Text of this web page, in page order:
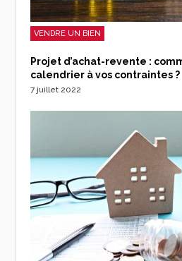
VENDRE UN BIEN
Projet d’achat-revente :
calendrier à vos contraintes ?
7 juillet 2022